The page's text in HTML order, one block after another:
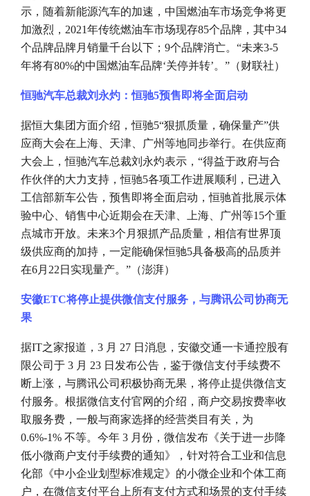
示，随着新能源汽车的加速，中国燃油车市场竞争将更
加激烈， 2021年传统燃油车市场现存85个品牌，其中34
个品牌品牌月销量千台以下；9个品牌消亡。“未来3-5
年将有80%的中国燃油车品牌‘关停并转’。”（财联社）
恒驰汽车总裁刘永灼：恒驰5预售即将全面启动
据恒大集团方面介绍，恒驰5“狠抓质量，确保量产”供
应商大会在上海、天津、广州等地同步举行。在供应商
大会上，恒驰汽车总裁刘永灼表示，“得益于政府与合
作伙伴的大力支持，恒驰5各项工作进展顺利，已进入
工信部新车公告，预售即将全面启动，恒驰首批展示体
验中心、销售中心近期会在天津、上海、广州等15个重
点城市开放。未来3个月狠抓产品质量，相信有世界顶
级供应商的加持，一定能确保恒驰5具备极高的品质并
在6月22日实现量产。”（澎湃）
安徽ETC将停止提供微信支付服务，与腾讯公司协商无
果
据IT之家报道，3 月 27 日消息，安徽交通一卡通控股有
限公司于 3 月 23 日发布公告，鉴于微信支付手续费不
断上涨，与腾讯公司积极协商无果，将停止提供微信支
付服务。根据微信支付官网的介绍，商户交易按费率收
取服务费，一般与商家选择的经营类目有关，为
0.6%-1% 不等。今年 3 月份，微信发布《关于进一步降
低小微商户支付手续费的通知》，针对符合工业和信息
化部《中小企业划型标准规定》的小微企业和个体工商
户，在微信支付平台上所有支付方式和场景的支付手续